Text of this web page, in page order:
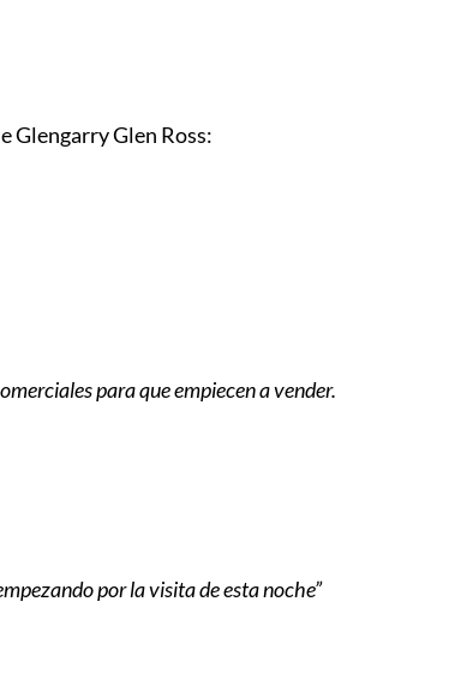
Glengarry Glen Ross:
para que empiecen a vender.
por la visita de esta noche”